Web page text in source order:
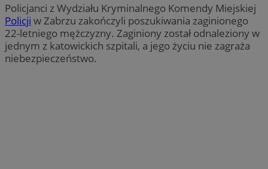
Policjanci z Wydziału Kryminalnego Komendy Miejskiej
Policji w Zabrzu zakończyli poszukiwania zaginionego
22-letniego mężczyzny. Zaginiony został odnaleziony w
jednym z katowickich szpitali, a jego życiu nie zagraża
niebezpieczeństwo.